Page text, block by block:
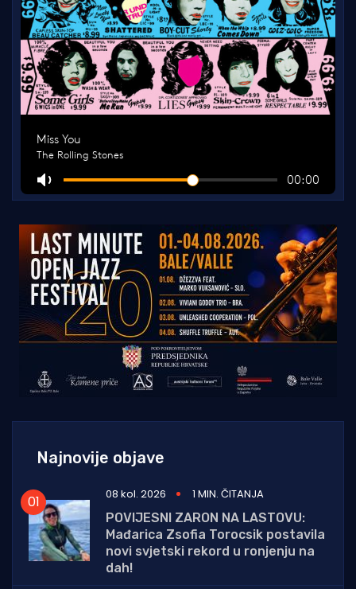
Najnovije objave
08 kol. 2026
1 MIN. ČITANJA
POVIJESNI ZARON NA LASTOVU:
Mađarica Zsofia Torocsik postavila
novi svjetski rekord u ronjenju na
dah!